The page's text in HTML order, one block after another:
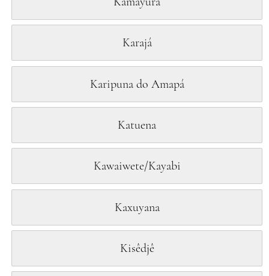
Karajá
Karipuna do Amapá
Katuena
Kawaiwete/Kayabi
Kaxuyana
Kisêdjê